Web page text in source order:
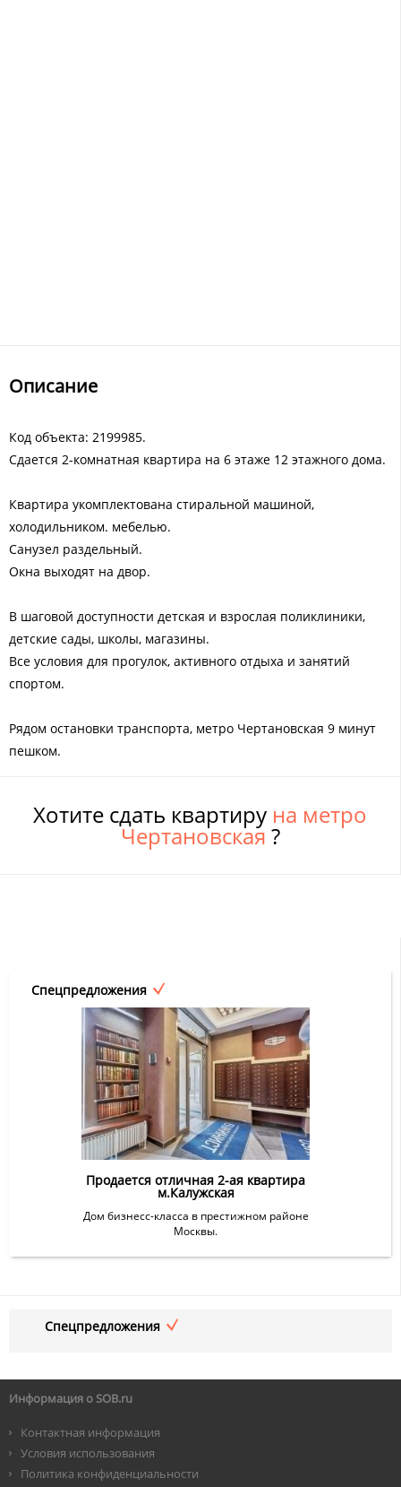
Описание
Код объекта: 2199985.
Сдается 2-комнатная квартира на 6 этаже 12 этажного дома.
Квартира укомплектована стиральной машиной,
холодильником. мебелью.
Санузел раздельный.
Окна выходят на двор.
В шаговой доступности детская и взрослая поликлиники,
детские сады, школы, магазины.
Все условия для прогулок, активного отдыха и занятий
спортом.
Рядом остановки транспорта, метро Чертановская 9 минут
пешком.
Хотите сдать квартиру на метро
Чертановская ?
Спецпредложения
Продается отличная 2-ая квартира
м.Калужская
Дом бизнесс-класса в престижном районе
Москвы.
Спецпредложения
Информация о SOB.ru
Контактная информация
Условия использования
Политика конфиденциальности